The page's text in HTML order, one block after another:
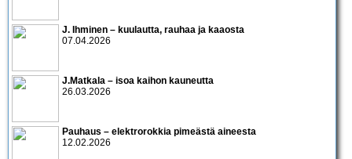
J. Ihminen – kuulautta, rauhaa ja kaaosta
07.04.2026
J.Matkala – isoa kaihon kauneutta
26.03.2026
Pauhaus – elektrorokkia pimeästä aineesta
12.02.2026